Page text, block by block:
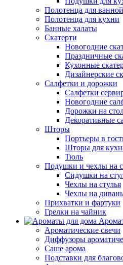
Полотенца для ванной
Полотенца для кухни
Банные халаты
Скатерти
Новогодние
Праздничные
Кухонные
Дизайнерские
Салфетки и дорожки
Салфетки
Новогодние
Дорожки на
Декоративные
Шторы
Портьеры в
Шторы для
Тюль
Подушки и чехлы на
Сидушки на
Чехлы на стулья
Чехлы на
Прихватки и фартуки
Грелки на чайник
Ароматические свечи
Диффузоры
Саше арома
Подставки для